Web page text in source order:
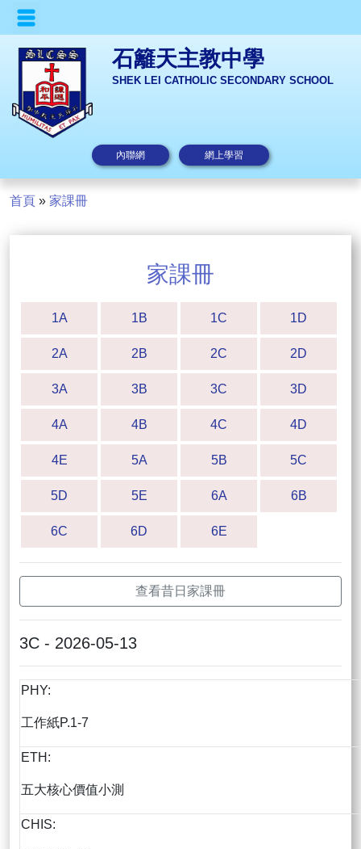
石籬天主教中學
SHEK LEI CATHOLIC SECONDARY SCHOOL
內聯網 網上學習
首頁 » 家課冊
家課冊
1A 1B 1C 1D
2A 2B 2C 2D
3A 3B 3C 3D
4A 4B 4C 4D
4E 5A 5B 5C
5D 5E 6A 6B
6C 6D 6E
查看昔日家課冊
3C - 2026-05-13
PHY:
工作紙P.1-7
ETH:
五大核心價值小測
CHIS: